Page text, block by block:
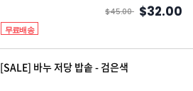
$45.00 $32.00
무료배송
[SALE] 바누 저당 밥솥 - 검은색